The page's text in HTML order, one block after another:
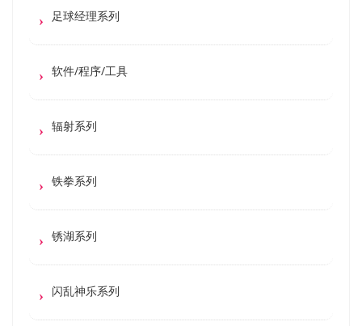
足球经理系列
软件/程序/工具
辐射系列
铁拳系列
锈湖系列
闪乱神乐系列